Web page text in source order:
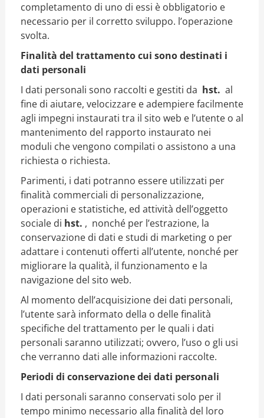
completamento di uno di essi è obbligatorio e
necessario per il corretto sviluppo. l’operazione
svolta.
Finalità del trattamento cui sono destinati i
dati personali
I dati personali sono raccolti e gestiti da hst. al
fine di aiutare, velocizzare e adempiere facilmente
agli impegni instaurati tra il sito web e l’utente o al
mantenimento del rapporto instaurato nei
moduli che vengono compilati o assistono a una
richiesta o richiesta.
Parimenti, i dati potranno essere utilizzati per
finalità commerciali di personalizzazione,
operazioni e statistiche, ed attività dell’oggetto
sociale di hst. , nonché per l’estrazione, la
conservazione di dati e studi di marketing o per
adattare i contenuti offerti all’utente, nonché per
migliorare la qualità, il funzionamento e la
navigazione del sito web.
Al momento dell’acquisizione dei dati personali,
l’utente sarà informato della o delle finalità
specifiche del trattamento per le quali i dati
personali saranno utilizzati; ovvero, l’uso o gli usi
che verranno dati alle informazioni raccolte.
Periodi di conservazione dei dati personali
I dati personali saranno conservati solo per il
tempo minimo necessario alla finalità del loro